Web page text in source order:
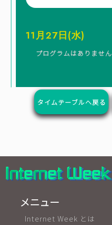
11月27日(水)
プログラムはありません
タイムテーブルへ戻る
メニュー
Internet Week とは